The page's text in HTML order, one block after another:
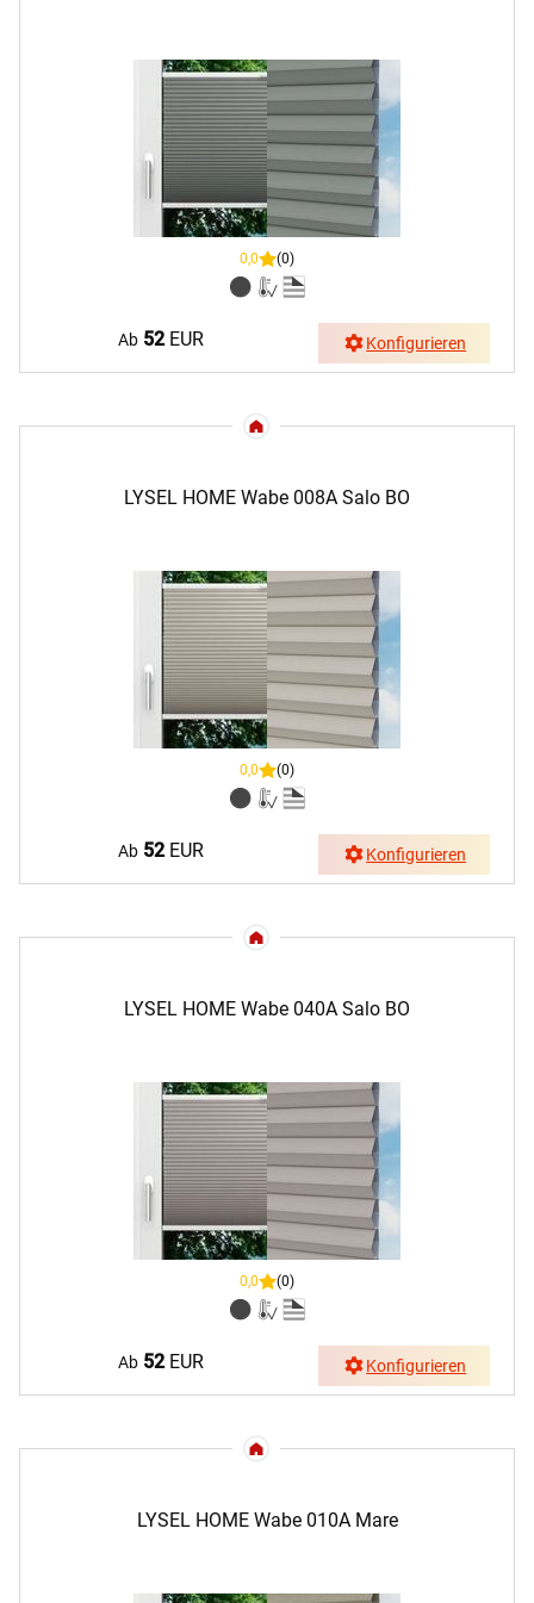
0,0 (0)
Ab 52EUR Konfigurieren
LYSEL HOME Wabe 008A Salo BO
0,0 (0)
Ab 52EUR Konfigurieren
LYSEL HOME Wabe 040A Salo BO
0,0 (0)
Ab 52EUR Konfigurieren
LYSEL HOME Wabe 010A Mare